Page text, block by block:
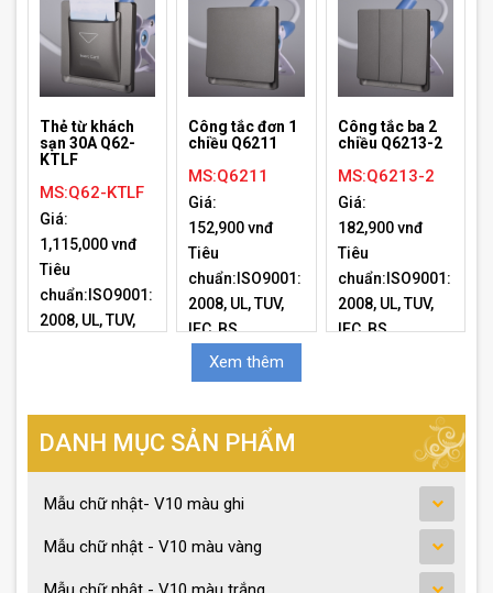
Thẻ từ khách
sạn 30A Q62-
KTLF
MS:Q62-KTLF
Giá:
1,115,000 vnđ
Tiêu
chuẩn:ISO9001:
2008, UL, TUV,
Công tắc đơn 1
chiều Q6211
MS:Q6211
Giá:
152,900 vnđ
Tiêu
chuẩn:ISO9001:
2008, UL, TUV,
IEC, BS
Công tắc ba 2
chiều Q6213-2
MS:Q6213-2
Giá:
182,900 vnđ
Tiêu
chuẩn:ISO9001:
2008, UL, TUV,
IEC, BS
Xem thêm
DANH MỤC SẢN PHẨM
Mẫu chữ nhật- V10 màu ghi
Mẫu chữ nhật - V10 màu vàng